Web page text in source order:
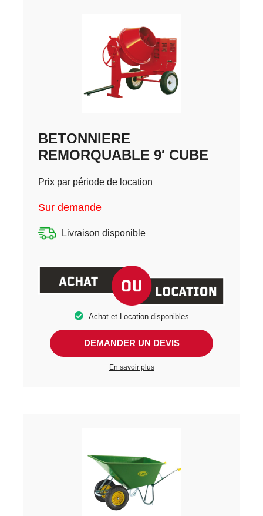
BETONNIERE
REMORQUABLE 9′ CUBE
Prix par période de location
Sur demande
Livraison disponible
Achat et Location disponibles
DEMANDER UN DEVIS
En savoir plus